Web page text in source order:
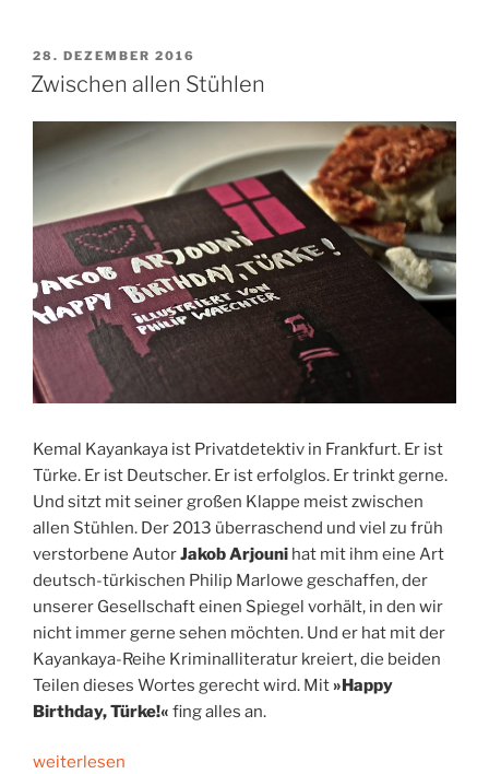
VERÖFFENTLICHT
AM
28. DEZEMBER 2016
Zwischen allen Stühlen
Kemal Kayankaya ist Privatdetektiv in Frankfurt. Er ist
Türke. Er ist Deutscher. Er ist erfolglos. Er trinkt gerne.
Und sitzt mit seiner großen Klappe meist zwischen
allen Stühlen. Der 2013 überraschend und viel zu früh
verstorbene AutorJakob Arjouni hat mit ihm eine Art
deutsch-türkischen Philip Marlowe geschaffen, der
unserer Gesellschaft einen Spiegel vorhält, in den wir
nicht immer gerne sehen möchten. Und er hat mit der
Kayankaya-Reihe Kriminalliteratur kreiert, die beiden
Teilen dieses Wortes gerecht wird. Mit »Happy
Birthday, Türke!« fing alles an.
„Zwischen
weiterlesen